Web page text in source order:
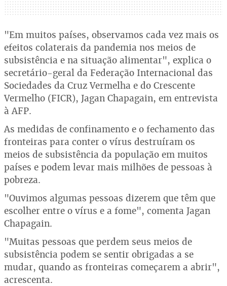
"Em muitos países, observamos cada vez mais os
efeitos colaterais da pandemia nos meios de
subsistência e na situação alimentar", explica o
secretário-geral da Federação Internacional das
Sociedades da Cruz Vermelha e do Crescente
Vermelho (FICR), Jagan Chapagain, em entrevista
à AFP.
As medidas de confinamento e o fechamento das
fronteiras para conter o vírus destruíram os
meios de subsistência da população em muitos
países e podem levar mais milhões de pessoas à
pobreza.
"Ouvimos algumas pessoas dizerem que têm que
escolher entre o vírus e a fome", comenta Jagan
Chapagain.
"Muitas pessoas que perdem seus meios de
subsistência podem se sentir obrigadas a se
mudar, quando as fronteiras começarem a abrir",
acrescenta.